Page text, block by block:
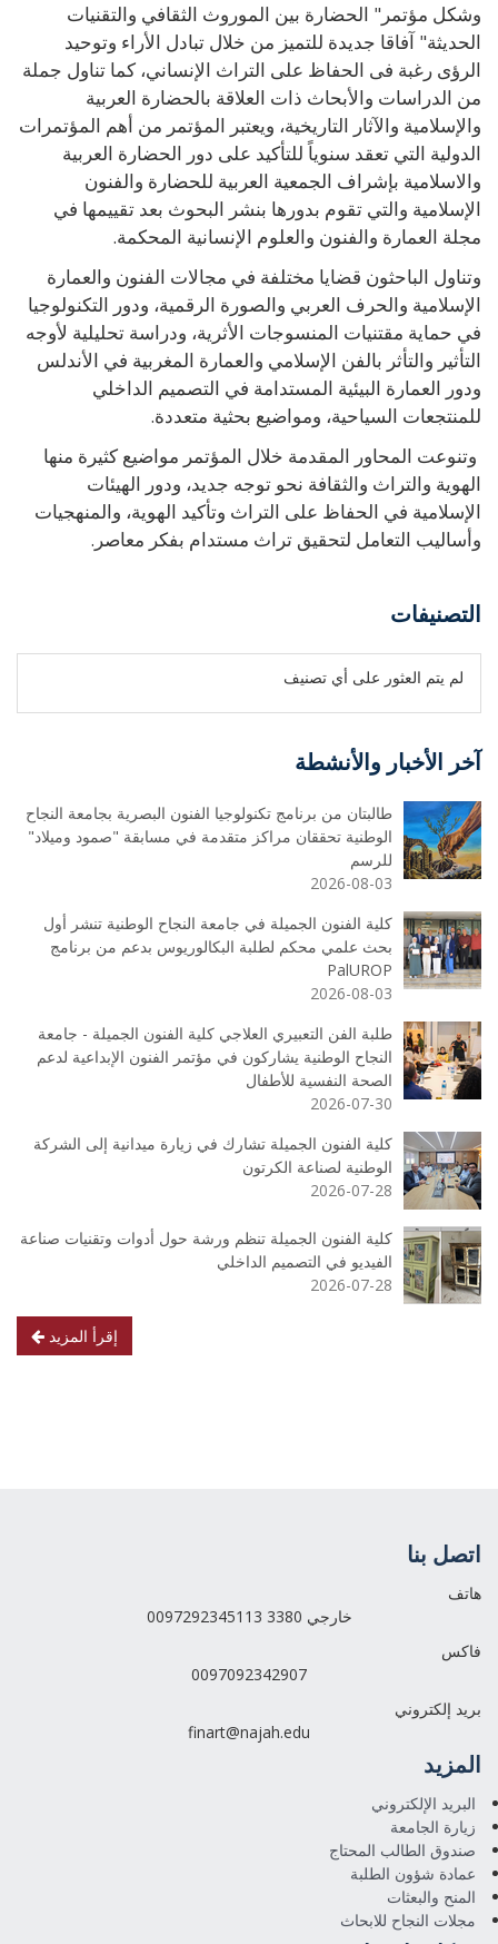
وشكل مؤتمر" الحضارة بين الموروث الثقافي والتقنيات
الحديثة" آفاقا جديدة للتميز من خلال تبادل الأراء وتوحيد
الرؤى رغبة فى الحفاظ على التراث الإنساني، كما تناول جملة
من الدراسات والأبحاث ذات العلاقة بالحضارة العربية
والإسلامية والآثار التاريخية، ويعتبر المؤتمر من أهم المؤتمرات
الدولية التي تعقد سنوياً للتأكيد على دور الحضارة العربية
والاسلامية بإشراف الجمعية العربية للحضارة والفنون
الإسلامية والتي تقوم بدورها بنشر البحوث بعد تقييمها في
مجلة العمارة والفنون والعلوم الإنسانية المحكمة.
وتناول الباحثون قضايا مختلفة في مجالات الفنون والعمارة
الإسلامية والحرف العربي والصورة الرقمية، ودور التكنولوجيا
في حماية مقتنيات المنسوجات الأثرية، ودراسة تحليلية لأوجه
التأثير والتأثر بالفن الإسلامي والعمارة المغربية في الأندلس
ودور العمارة البيئية المستدامة في التصميم الداخلي
للمنتجعات السياحية، ومواضيع بحثية متعددة.
وتنوعت المحاور المقدمة خلال المؤتمر مواضيع كثيرة منها
الهوية والتراث والثقافة نحو توجه جديد، ودور الهيئات
الإسلامية في الحفاظ على التراث وتأكيد الهوية، والمنهجيات
وأساليب التعامل لتحقيق تراث مستدام بفكر معاصر.
التصنيفات
لم يتم العثور على أي تصنيف
آخر الأخبار والأنشطة
طالبتان من برنامج تكنولوجيا الفنون البصرية بجامعة النجاح
الوطنية تحققان مراكز متقدمة في مسابقة "صمود وميلاد"
للرسم
2026-08-03
كلية الفنون الجميلة في جامعة النجاح الوطنية تنشر أول
بحث علمي محكم لطلبة البكالوريوس بدعم من برنامج
PalUROP
2026-08-03
طلبة الفن التعبيري العلاجي كلية الفنون الجميلة - جامعة
النجاح الوطنية يشاركون في مؤتمر الفنون الإبداعية لدعم
الصحة النفسية للأطفال
2026-07-30
كلية الفنون الجميلة تشارك في زيارة ميدانية إلى الشركة
الوطنية لصناعة الكرتون
2026-07-28
كلية الفنون الجميلة تنظم ورشة حول أدوات وتقنيات صناعة
الفيديو في التصميم الداخلي
2026-07-28
إقرأ المزيد
اتصل بنا
هاتف
0097292345113 خارجي 3380
فاكس
0097092342907
بريد إلكتروني
finart@najah.edu
المزيد
البريد الإلكتروني
زيارة الجامعة
صندوق الطالب المحتاج
عمادة شؤون الطلبة
المنح والبعثات
مجلات النجاح للابحاث